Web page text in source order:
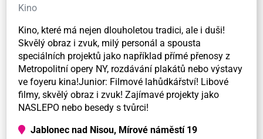
Kino
Kino, které má nejen dlouholetou tradici, ale i duši!
Skvělý obraz i zvuk, milý personál a spousta
speciálních projektů jako například přímé přenosy z
Metropolitní opery NY, rozdávání plakátů nebo výstavy
ve foyeru kina!Junior: Filmové lahůdkářství! Libové
filmy, skvělý obraz i zvuk! Zajímavé projekty jako
NASLEPO nebo besedy s tvůrci!
Jablonec nad Nisou, Mírové náměstí 19